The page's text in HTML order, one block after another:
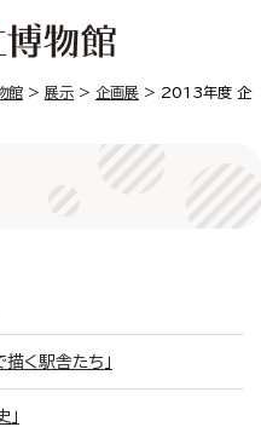
館 > 展示 > 企画展 > 2013年度 企
く駅舎たち」